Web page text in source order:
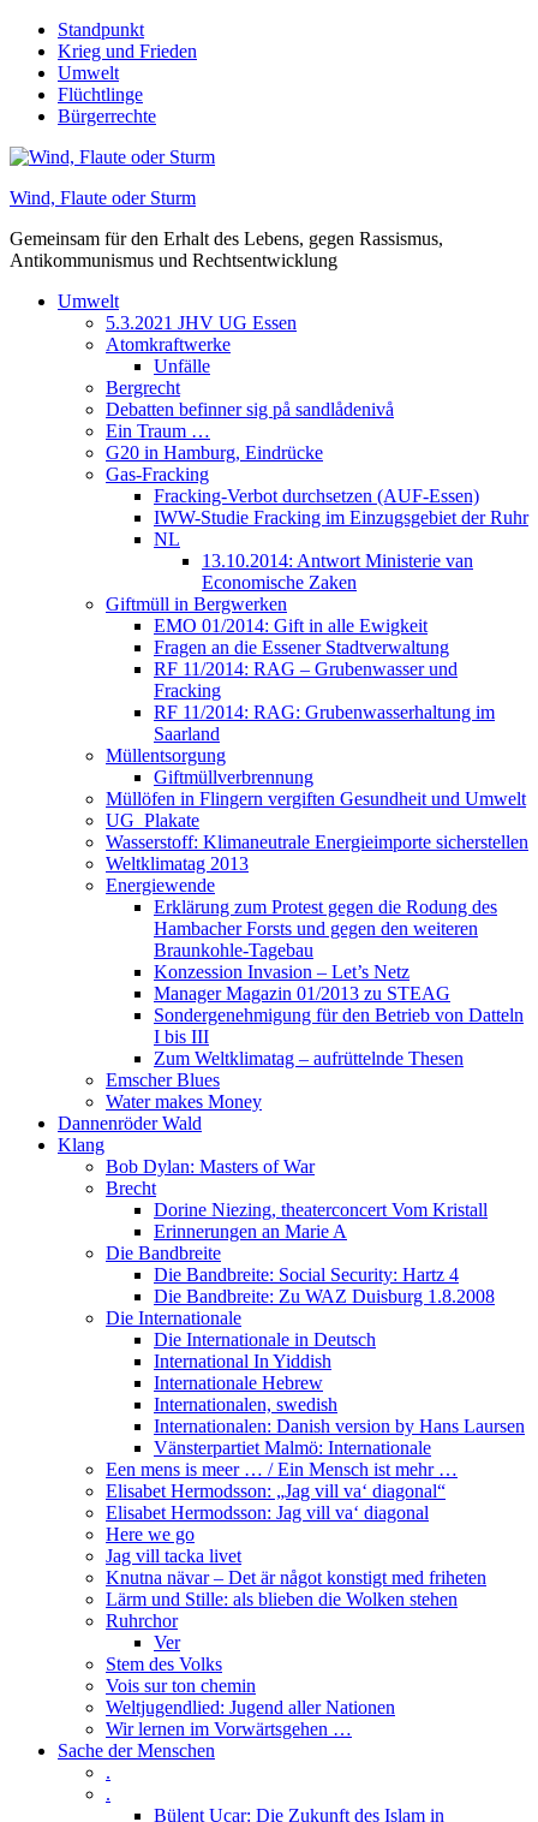
Skip
content
Standpunkt
Krieg und Frieden
Umwelt
Flüchtlinge
Bürgerrechte
Wind, Flaute oder Sturm
Gemeinsam für den Erhalt des Lebens, gegen Rassismus,
Antikommunismus und Rechtsentwicklung
Umwelt
5.3.2021 JHV UG Essen
Atomkraftwerke
Unfälle
Bergrecht
Debatten befinner sig på sandlådenivå
Ein Traum …
G20 in Hamburg, Eindrücke
Gas-Fracking
Fracking-Verbot durchsetzen (AUF-Essen)
IWW-Studie Fracking im Einzugsgebiet der Ruhr
NL
13.10.2014: Antwort Ministerie van
Economische Zaken
Giftmüll in Bergwerken
EMO 01/2014: Gift in alle Ewigkeit
Fragen an die Essener Stadtverwaltung
RF 11/2014: RAG – Grubenwasser und
Fracking
RF 11/2014: RAG: Grubenwasserhaltung im
Saarland
Müllentsorgung
Giftmüllverbrennung
Müllöfen in Flingern vergiften Gesundheit und Umwelt
UG_Plakate
Wasserstoff: Klimaneutrale Energieimporte sicherstellen
Weltklimatag 2013
Energiewende
Erklärung zum Protest gegen die Rodung des
Hambacher Forsts und gegen den weiteren
Braunkohle-Tagebau
Konzession Invasion – Let’s Netz
Manager Magazin 01/2013 zu STEAG
Sondergenehmigung für den Betrieb von Datteln
I bis III
Zum Weltklimatag – aufrüttelnde Thesen
Emscher Blues
Water makes Money
Dannenröder Wald
Klang
Bob Dylan: Masters of War
Brecht
Dorine Niezing, theaterconcert Vom Kristall
Erinnerungen an Marie A
Die Bandbreite
Die Bandbreite: Social Security: Hartz 4
Die Bandbreite: Zu WAZ Duisburg 1.8.2008
Die Internationale
Die Internationale in Deutsch
International In Yiddish
Internationale Hebrew
Internationalen, swedish
Internationalen: Danish version by Hans Laursen
Vänsterpartiet Malmö: Internationale
Een mens is meer … / Ein Mensch ist mehr …
Elisabet Hermodsson: „Jag vill va‘ diagonal“
Elisabet Hermodsson: Jag vill va‘ diagonal
Here we go
Jag vill tacka livet
Knutna nävar – Det är något konstigt med friheten
Lärm und Stille: als blieben die Wolken stehen
Ruhrchor
Ver
Stem des Volks
Vois sur ton chemin
Weltjugendlied: Jugend aller Nationen
Wir lernen im Vorwärtsgehen …
Sache der Menschen
.
.
Bülent Ucar: Die Zukunft des Islam in